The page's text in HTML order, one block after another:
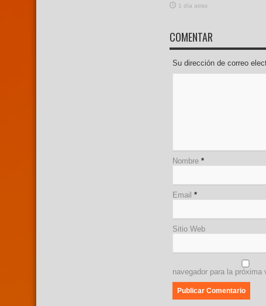
1 día atras
COMENTAR
Su dirección de correo
Nombre *
Email *
Sitio Web
navegador para la próxima